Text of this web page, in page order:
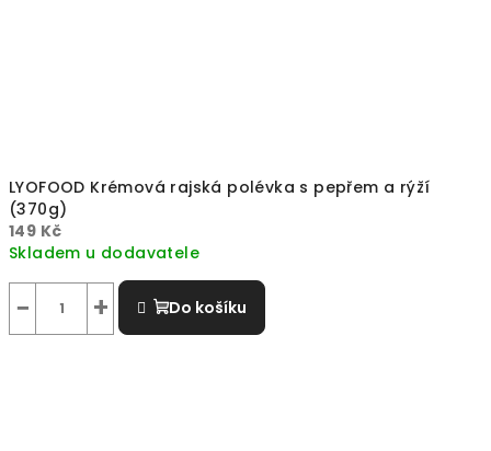
LYOFOOD Krémová rajská polévka s pepřem a rýží
(370g)
149 Kč
Skladem u dodavatele
+
− Do košíku